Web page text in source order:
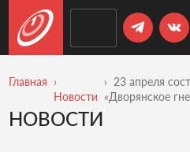
Главная
Новости
23 апреля
«Дворянское
НОВОСТИ